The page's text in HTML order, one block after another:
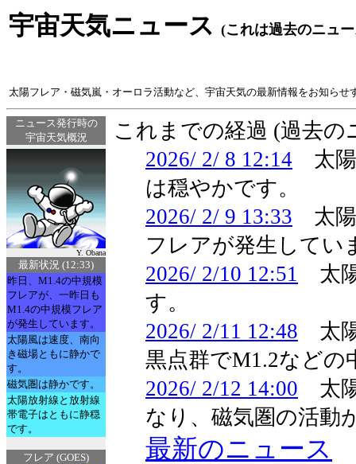
宇宙天気ニュース (これは過去のニュ
太陽フレア・磁気嵐・オーロラ活動など、宇宙天気の最新情報をお知らせ
ニュース発行時の
宇宙天気概況
Y. Obana
最新状況 (12:33)
昨日、M1.4の中規模
フレアが、一昨日も
M1.4の中規模フレア
が発生しています。
太陽風は速度、南向
き磁場ともに静かで
す。
磁気圏は静かです。
太陽放射線と放射線
帯電子はともに静穏
です。
フレア (GOES)
これまでの経過 (過去
2026/ 2/ 8 12:14 太陽
は穏やかです。
2026/ 2/ 9 13:33 太陽
フレアが発生してい
2026/ 2/10 12:51 太
す。
2026/ 2/11 12:48 太
黒点群でM1.2などの
2026/ 2/12 14:00 太
なり、磁気圏の活動
最新のニュース